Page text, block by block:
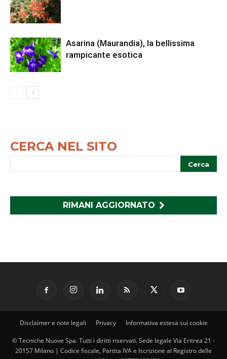
Asarina (Maurandia), la bellissima
rampicante esotica
CERCA NEL SITO
RIMANI AGGIORNATO
Disclaimer e note legali Privacy Informativa estesa sui cookie
© Tecniche Nuove Spa. Tutti i diritti riservati. Sede legale Via Eritrea 21 -
20157 Milano | Codice fiscale, Partita IVA e Iscrizione al Registro delle